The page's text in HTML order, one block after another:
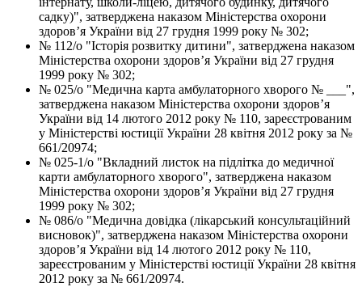
садку)", затверджена наказом Міністерства охорони
здоров’я України від 27 грудня 1999 року № 302;
№ 112/о "Історія розвитку дитини", затверджена наказом
Міністерства охорони здоров’я України від 27 грудня
1999 року № 302;
№ 025/о "Медична карта амбулаторного хворого № ___",
затверджена наказом Міністерства охорони здоров’я
України від 14 лютого 2012 року № 110, зареєстрованим
у Міністерстві юстиції України 28 квітня 2012 року за №
661/20974;
№ 025-1/о "Вкладний листок на підлітка до медичної
карти амбулаторного хворого", затверджена наказом
Міністерства охорони здоров’я України від 27 грудня
1999 року № 302;
№ 086/о "Медична довідка (лікарський консультаційний
висновок)", затверджена наказом Міністерства охорони
здоров’я України від 14 лютого 2012 року № 110,
зареєстрованим у Міністерстві юстиції України 28 квітня
2012 року за № 661/20974.